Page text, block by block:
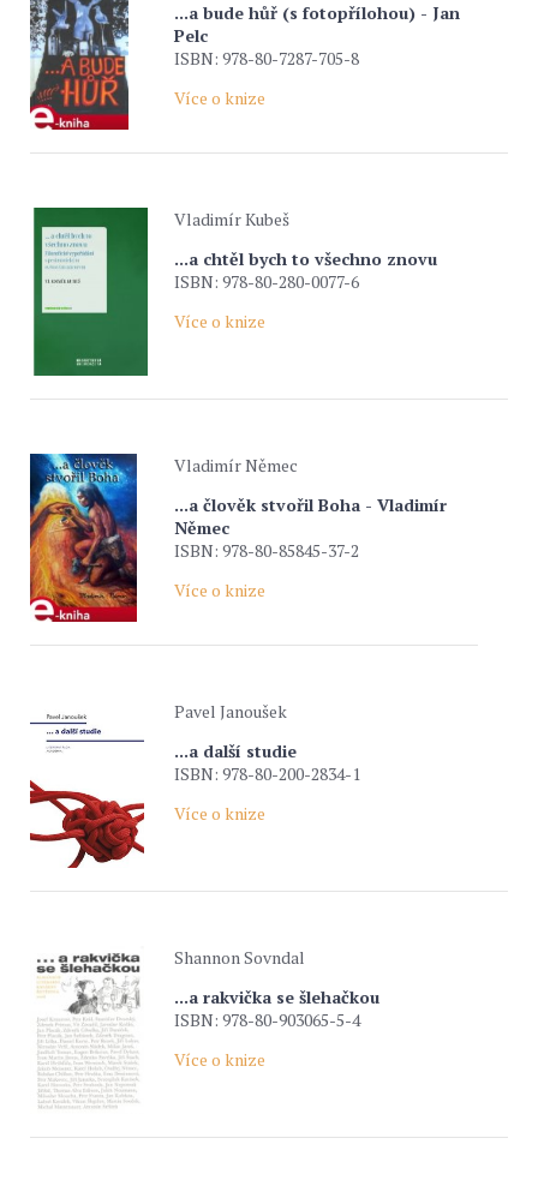
...a bude hůř (s fotopřílohou) - Jan
Pelc
ISBN: 978-80-7287-705-8
Více o knize
Vladimír Kubeš
...a chtěl bych to všechno znovu
ISBN: 978-80-280-0077-6
Více o knize
Vladimír Němec
...a člověk stvořil Boha - Vladimír
Němec
ISBN: 978-80-85845-37-2
Více o knize
Pavel Janoušek
...a další studie
ISBN: 978-80-200-2834-1
Více o knize
Shannon Sovndal
...a rakvička se šlehačkou
ISBN: 978-80-903065-5-4
Více o knize